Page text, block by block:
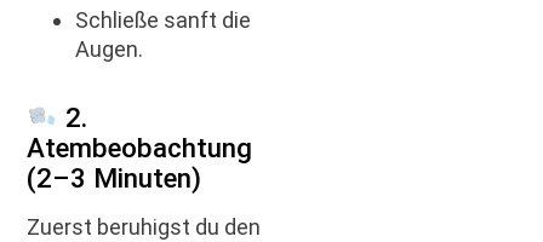
Schließe sanft die
Augen.
2.
Atembeobachtung
(2–3 Minuten)
Zuerst beruhigst du den